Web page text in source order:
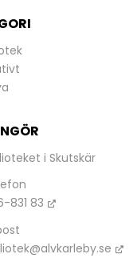
i Skutskär
831 83